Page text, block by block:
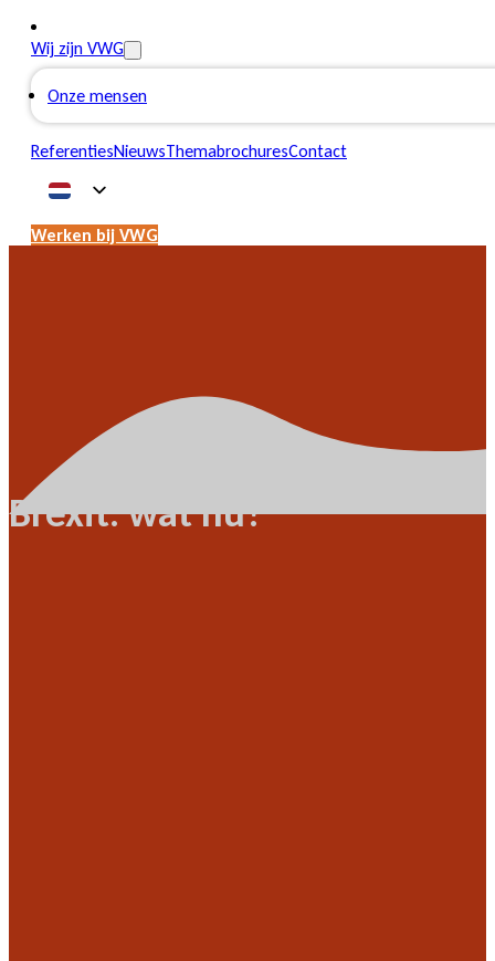
Wij zijn VWG
Onze mensen
ReferentiesNieuwsThemabrochuresContact
Werken bij VWG
Brexit: wat nu?